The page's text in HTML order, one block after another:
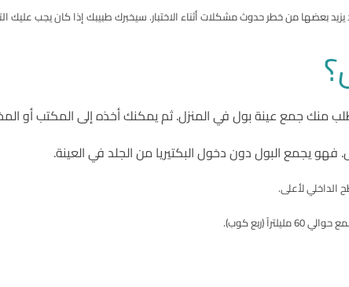
يزيد بعضها من خطر حدوث مشكلات أثناء الاختبار. سيخبرك طبيبك إذا كان يجب
منك جمع عينة بول في المنزل. ثم يمكنك أخذه إلى المكتب أو
يجمع البول دون دخول البكتيريا من الجلد في العينة.
الداخلي لأعلى.
(ربع كوب).